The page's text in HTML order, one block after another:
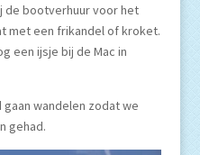
de bootverhuur voor het
met een frikandel of kroket.
een ijsje bij de Mac in
gaan wandelen zodat we
gehad.